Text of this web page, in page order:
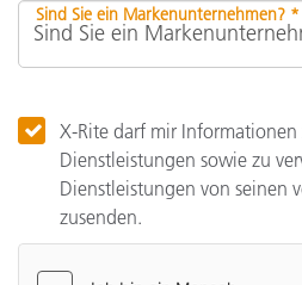
Sind Sie ein Markenunternehmen? *
X-Rite darf mir
Dienstleistungen sowie zu
Dienstleistungen von seinen
zusenden.